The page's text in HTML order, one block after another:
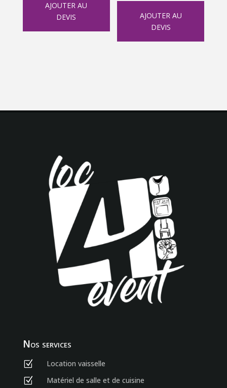
AJOUTER AU
DEVIS
AJOUTER AU
DEVIS
Nos services
Z Location vaisselle
Z Matériel de salle et de cuisine